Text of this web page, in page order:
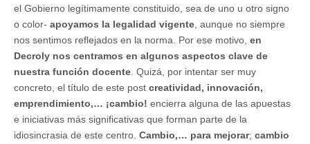
el Gobierno legítimamente constituido, sea de uno u otro signo
o color- apoyamos la legalidad vigente , aunque no siempre
nos sentimos reflejados en la norma. Por ese motivo, en
Decroly nos centramos en algunos aspectos clave de
nuestra función docente . Quizá, por intentar ser muy
concreto, el título de este post creatividad, innovación,
emprendimiento,… ¡cambio! encierra alguna de las apuestas
e iniciativas más significativas que forman parte de la
idiosincrasia de este centro. Cambio,… para mejorar; cambio